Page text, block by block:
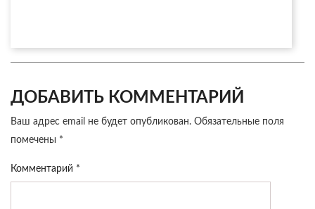
ДОБАВИТЬ КОММЕНТАРИЙ
Ваш адрес email не будет опубликован. Обязательные поля
помечены *
Комментарий *